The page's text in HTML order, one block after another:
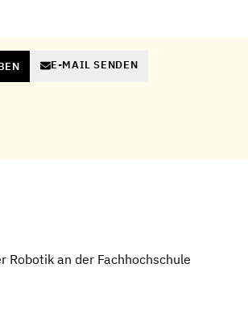
E-MAIL SENDEN
Robotik an der Fachhochschule